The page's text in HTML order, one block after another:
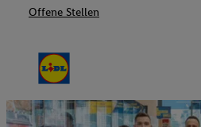
Offene Stellen